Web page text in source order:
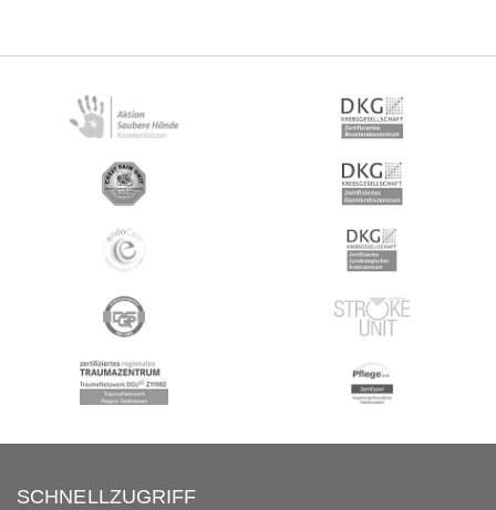
SCHNELLZUGRIFF